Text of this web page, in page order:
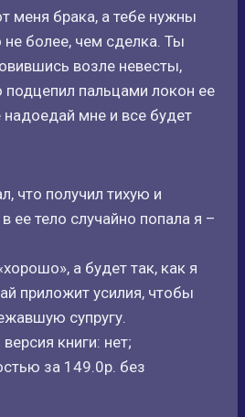
меня брака, а тебе нужны
не более, чем сделка. Ты
возле невесты,
пальцами локон ее
мне и все будет
что получил тихую и
ее тело случайно попала я –
а будет так, как я
приложит усилия, чтобы
супругу.
книги: нет;
за 149.0р. без